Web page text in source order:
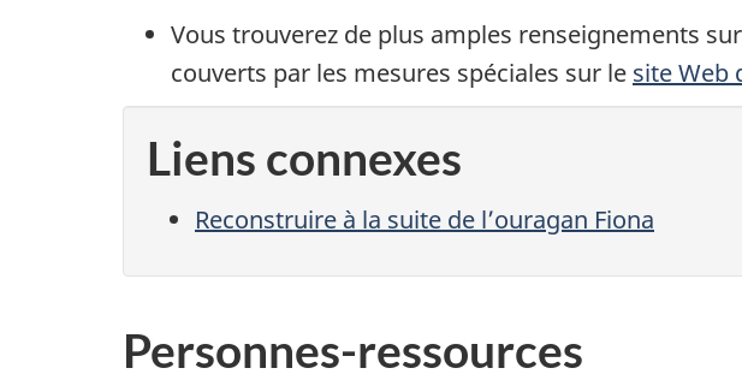
Vous trouverez de plus amples renseignements
couverts par les mesures spéciales sur le site Web
Liens connexes
Reconstruire à la suite de l’ouragan Fiona
Personnes-ressources